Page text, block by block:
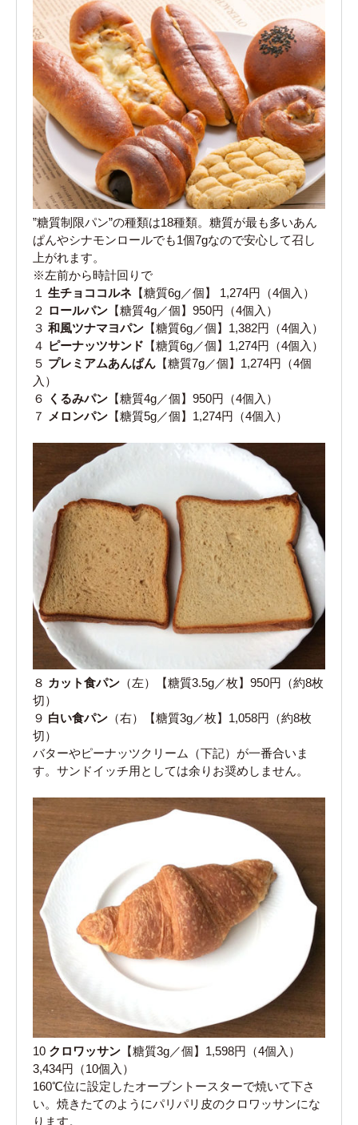
”糖質制限パン”の種類は18種類。糖質が最も多いあん
ぱんやシナモンロールでも1個7gなので安心して召し
上がれます。
※左前から時計回りで
１ 生チョココルネ 【糖質6g／個】 1,274円（4個入）
２ ロールパン 【糖質4g／個】950円（4個入）
３ 和風ツナマヨパン 【糖質6g／個】1,382円（4個入）
４ ピーナッツサンド 【糖質6g／個】1,274円（4個入）
５ プレミアムあんぱん 【糖質7g／個】1,274円（4個
入）
６
くるみパン 【糖質4g／個】950円（4個入）
７
メロンパン 【糖質5g／個】1,274円（4個入）
８ カット食パン （左）【糖質3.5g／枚】950円（約8枚
切）
９ 白い食パン （右）【糖質3g／枚】1,058円（約8枚
切）
バターやピーナッツクリーム（下記）が一番合いま
す。サンドイッチ用としては余りお奨めしません。
10 クロワッサン 【糖質3g／個】1,598円（4個入）
3,434円（10個入）
160℃位に設定したオーブントースターで焼いて下さ
い。焼きたてのようにパリパリ皮のクロワッサンにな
ります。